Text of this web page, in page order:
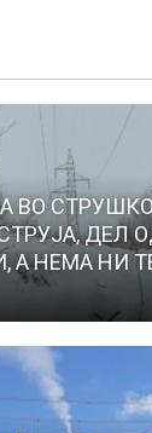
ВО
ДЕЛ
А НЕМА НИ